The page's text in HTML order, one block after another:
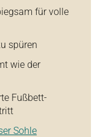
für volle
spüren
wie der
Fußbett-
Sohle